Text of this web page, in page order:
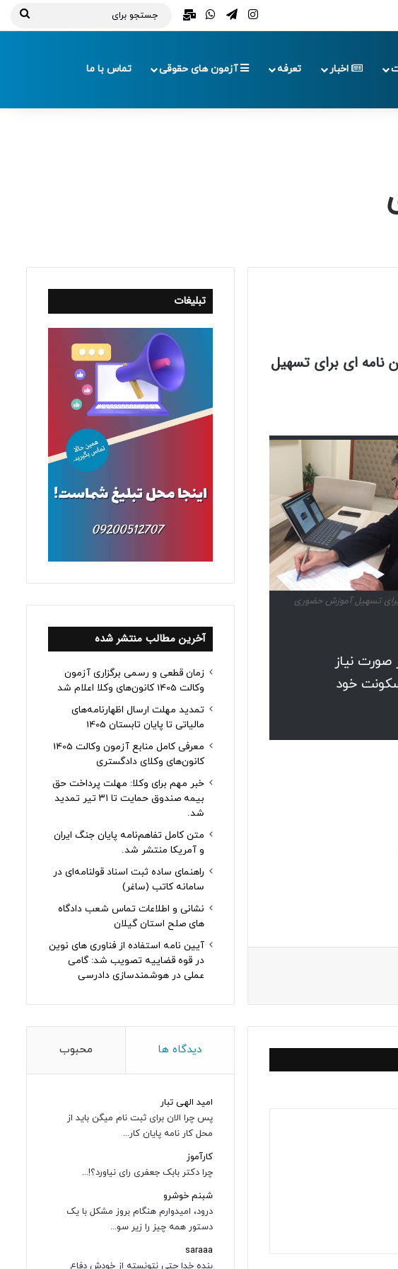
اینستاگرام
تلگرامواتس آپ
ایمیل
اخبار تعرفه آزمون های حقوقی تماس با ما
نامه ای برای تسهیل
برای تسهیل آموزش حضوری
نیاز
خود
تبلیغات
آخرین مطالب منتشر شده
زمان قطعی و رسمی برگزاری آزمون
وکالت 1405 کانون‌های وکلا اعلام شد
تمدید مهلت ارسال اظهارنامه‌های
مالیاتی تا پایان تابستان 1405
معرفی کامل منابع آزمون وکالت 1405
کانون‌های وکلای دادگستری
خبر مهم برای وکلا: مهلت پرداخت حق
بیمه صندوق حمایت تا ۳۱ تیر تمدید
شد.
متن کامل تفاهم‌نامه پایان جنگ ایران
و آمریکا منتشر شد.
راهنمای ساده ثبت اسناد قولنامه‌ای در
سامانه کاتب (ساغر)
نشانی و اطلاعات تماس شعب دادگاه
های صلح استان گیلان
آیین نامه استفاده از فناوری های نوین
در قوه قضاییه تصویب شد: گامی
عملی در هوشمندسازی دادرسی
دیدگاه ها محبوب
امید الهی تبار
پس چرا الان برای ثبت نام میگن باید از
محل کار نامه پایان کار...
کارآموز
چرا دکتر بابک جعفری رای نیاورد؟!...
شبنم خوشرو
درود، امیدوارم هنگام بروز مشکل با یک
دستور همه چیز را زیر سو...
saraaa
بنده خدا حتی نتونسته از خودش دفاع